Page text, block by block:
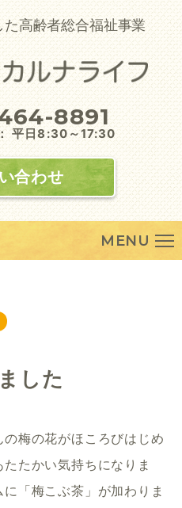
高齢者総合福祉事業
8891
平日8:30～17:30
合わせ
MENU
した
梅の花がほころびはじめ
たかい気持ちになりま
「梅こぶ茶」が加わりま